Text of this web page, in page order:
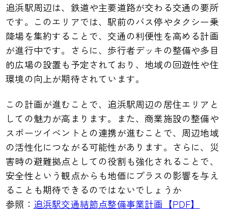
追浜駅周辺は、鉄道や主要道路が交わる交通の要所
です。このエリアでは、駅前のバス停やタクシー乗
降場を集約することで、交通の利便性を高める計画
が進行中です。さらに、歩行者デッキの整備や多目
的広場の設置も予定されており、地域の回遊性や住
環境の向上が期待されています。
この計画が進むことで、追浜駅周辺の居住エリアと
しての魅力が高まります。また、商業施設の整備や
スポーツイベントとの連携が進むことで、周辺地域
の活性化につながる可能性があります。さらに、災
害時の避難拠点としての役割も強化されることで、
安全性という観点からも地価にプラスの影響を与え
ることも期待できるのではないでしょうか
参照： 追浜駅交通結節点整備事業計画【PDF】